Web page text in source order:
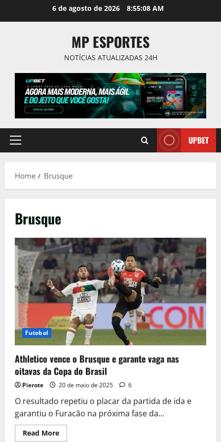
6 de agosto de 2026 8:55:08 AM
MP ESPORTES
NOTÍCIAS ATUALIZADAS 24H
Primary
UPBET
Home Brusque
Brusque
Futebol
Athletico vence o Brusque e garante vaga nas
oitavas da Copa do Brasil
Pierote 20 de maio de 2025 6
O resultado repetiu o placar da partida de ida e
garantiu o Furacão na próxima fase da...
Read MoreRead
more